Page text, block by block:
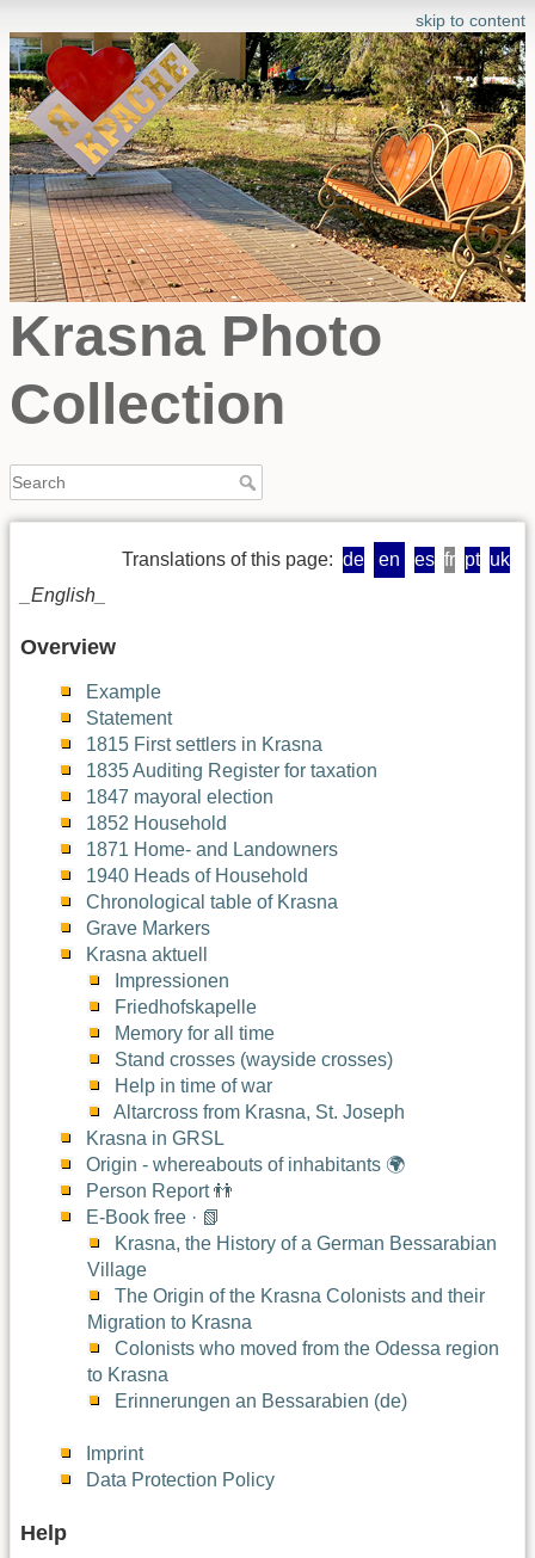
skip to content
Krasna Photo
Collection
Translations of this page: de en es fr pt uk
_English_
Overview
Example
Statement
1815 First settlers in Krasna
1835 Auditing Register for taxation
1847 mayoral election
1852 Household
1871 Home- and Landowners
1940 Heads of Household
Chronological table of Krasna
Grave Markers
Krasna aktuell
Impressionen
Friedhofskapelle
Memory for all time
Stand crosses (wayside crosses)
Help in time of war
Altarcross from Krasna, St. Joseph
Krasna in GRSL
Origin - whereabouts of inhabitants 🌍
Person Report 👬
E-Book free · 📗
Krasna, the History of a German Bessarabian
Village
The Origin of the Krasna Colonists and their
Migration to Krasna
Colonists who moved from the Odessa region
to Krasna
Erinnerungen an Bessarabien (de)
Imprint
Data Protection Policy
Help